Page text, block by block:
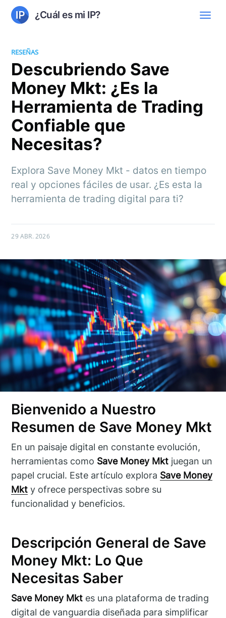
¿Cuál es mi IP?
RESEÑAS
Descubriendo Save
Money Mkt: ¿Es la
Herramienta de Trading
Confiable que
Necesitas?
Explora Save Money Mkt - datos en tiempo
real y opciones fáciles de usar. ¿Es esta la
herramienta de trading digital para ti?
29 ABR. 2026
Bienvenido a Nuestro
Resumen de Save Money Mkt
En un paisaje digital en constante evolución,
herramientas como Save Money Mkt juegan un
papel crucial. Este artículo explora Save Money
Mkt y ofrece perspectivas sobre su
funcionalidad y beneficios.
Descripción General de Save
Money Mkt: Lo Que
Necesitas Saber
Save Money Mkt es una plataforma de trading
digital de vanguardia diseñada para simplificar